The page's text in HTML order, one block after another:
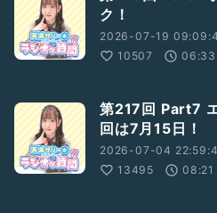
ク！
2026-07-19
10507
06:33
第217回 Part7
回は7月15日！
2026-07-04
13495
08:21